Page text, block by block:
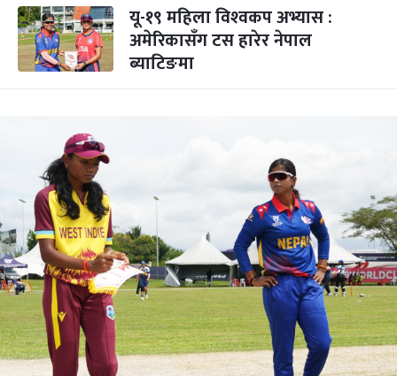
यू-१९ महिला विश्‍वकप अभ्यास :
अमेरिकासँग टस हारेर नेपाल
ब्याटिङमा